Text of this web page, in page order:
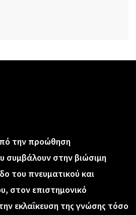
την προώθηση
συμβάλουν στην βιώσιμη
του πνευματικού και
στον επιστημονικό
εκλαΐκευση της γνώσης τόσο